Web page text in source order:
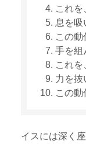
これを
息を吸
この動
手を組
これを
力を抜
この動
イスには深く